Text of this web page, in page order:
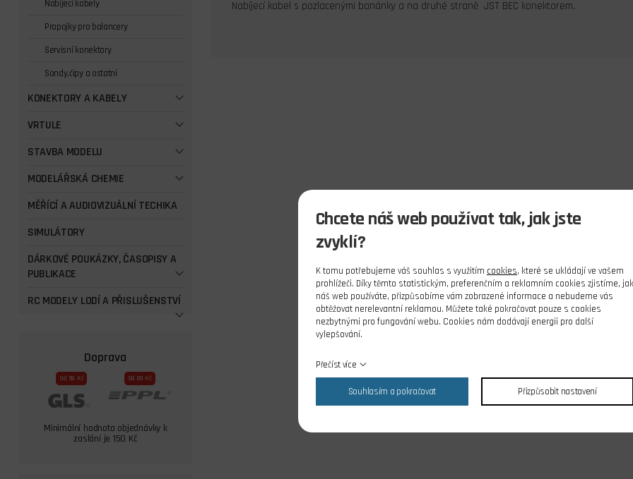
Nabíjecí kabely
Propojky pro balancery
Servisní konektory
Sondy,čipy a ostatní
KONEKTORY A KABELY
VRTULE
STAVBA MODELU
MODELÁŘSKÁ CHEMIE
MĚŘÍCÍ A AUDIOVIZUÁLNÍ TECHIKA
SIMULÁTORY
DÁRKOVÉ POUKÁZKY, ČASOPISY A
PUBLIKACE
RC MODELY LODÍ A PŘISLUŠENSTVÍ
Doprava
Od 59 Kč Od 69 Kč
Minimální hodnota objednávky k
zaslání je 150 Kč
Nabíjecí kabel s pozlacenými banánky a na druhé straně JST BEC konektorem.
Chcete náš web používat tak, jak jste
zvyklí?
K tomu potřebujeme váš souhlas s využitím cookies, které se ukládají ve vašem
prohlížeči. Díky těmto statistickým, preferenčním a reklamním cookies zjistíme, jak
náš web používáte, přizpůsobíme vám zobrazené informace a nebudeme vás
obtěžovat nerelevantní reklamou. Můžete také pokračovat pouze s cookies
nezbytnými pro fungování webu. Cookies nám dodávají energii pro další
vylepšování.
Přečíst více
Souhlasím a pokračovat Přizpůsobit nastavení